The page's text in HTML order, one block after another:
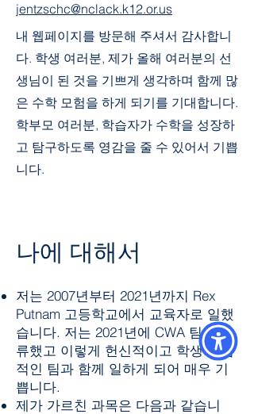
jentzschc@nclack.k12.or.us
내 웹페이지를 방문해 주셔서 감사합니
다. 학생 여러분, 제가 올해 여러분의 선
생님이 된 것을 기쁘게 생각하며 함께 많
은 수학 모험을 하게 되기를 기대합니다.
학부모 여러분, 학습자가 수학을 성장하
고 탐구하도록 영감을 줄 수 있어서 기쁩
니다.
나에 대해서
저는 2007년부터 2021년까지 Rex
Putnam 고등학교에서 교육자로 일했
습니다. 저는 2021년에 CWA 팀에 합
류했고 이렇게 헌신적이고 학생 중심
적인 팀과 함께 일하게 되어 매우 기
쁩니다.
제가 가르친 과목은 다음과 같습니